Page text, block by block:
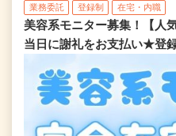
業務委託 登録制 在宅・内職
美容系モニター募集！【人
当日に謝礼をお支払い★登